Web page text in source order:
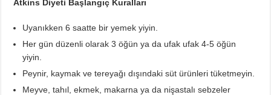
Atkins Diyeti Başlangıç Kuralları
Uyanıkken 6 saatte bir yemek yiyin.
Her gün düzenli olarak 3 öğün ya da ufak ufak 4-5 öğün
yiyin.
Peynir, kaymak ve tereyağı dışındaki süt ürünleri tüketmeyin.
Meyve, tahıl, ekmek, makarna ya da nişastalı sebzeler